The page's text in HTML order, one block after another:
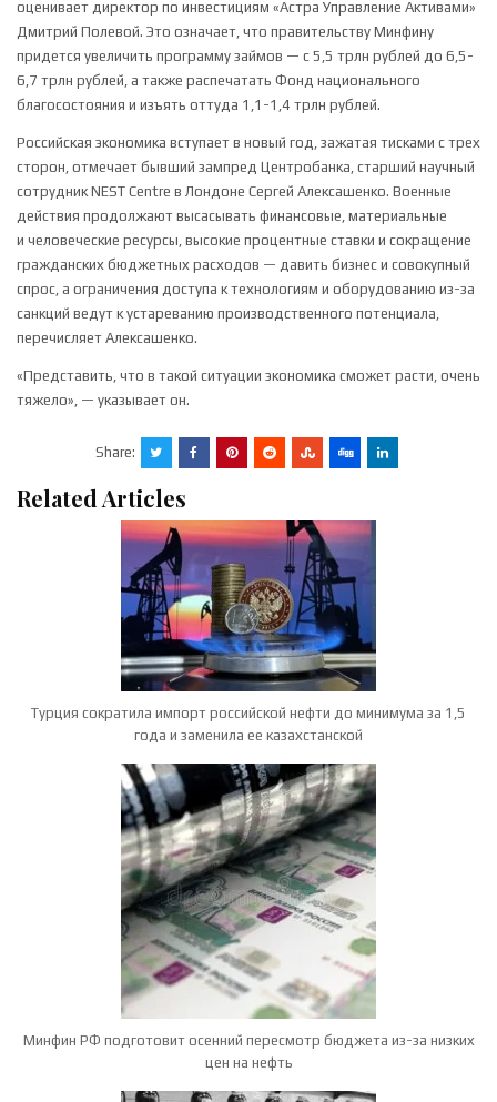
оценивает директор по инвестициям «Астра Управление Активами»
Дмитрий Полевой. Это означает, что правительству Минфину
придется увеличить программу займов — с 5,5 трлн рублей до 6,5-
6,7 трлн рублей, а также распечатать Фонд национального
благосостояния и изъять оттуда 1,1-1,4 трлн рублей.
Российская экономика вступает в новый год, зажатая тисками с трех
сторон, отмечает бывший зампред Центробанка, старший научный
сотрудник NEST Centre в ⁠Лондоне Сергей Алексашенко. Военные
действия продолжают высасывать финансовые, материальные
и человеческие ресурсы, высокие процентные ставки и сокращение
гражданских бюджетных расходов — давить бизнес и совокупный
спрос, а ограничения доступа к технологиям и оборудованию из-за
санкций ведут к устареванию производственного потенциала,
перечисляет Алексашенко.
«Представить, что в такой ситуации экономика сможет расти, очень
тяжело», — указывает он.
Share:
Related Articles
Турция сократила импорт российской нефти до минимума за 1,5
года и заменила ее казахстанской
Минфин РФ подготовит осенний пересмотр бюджета из-за низких
цен на нефть